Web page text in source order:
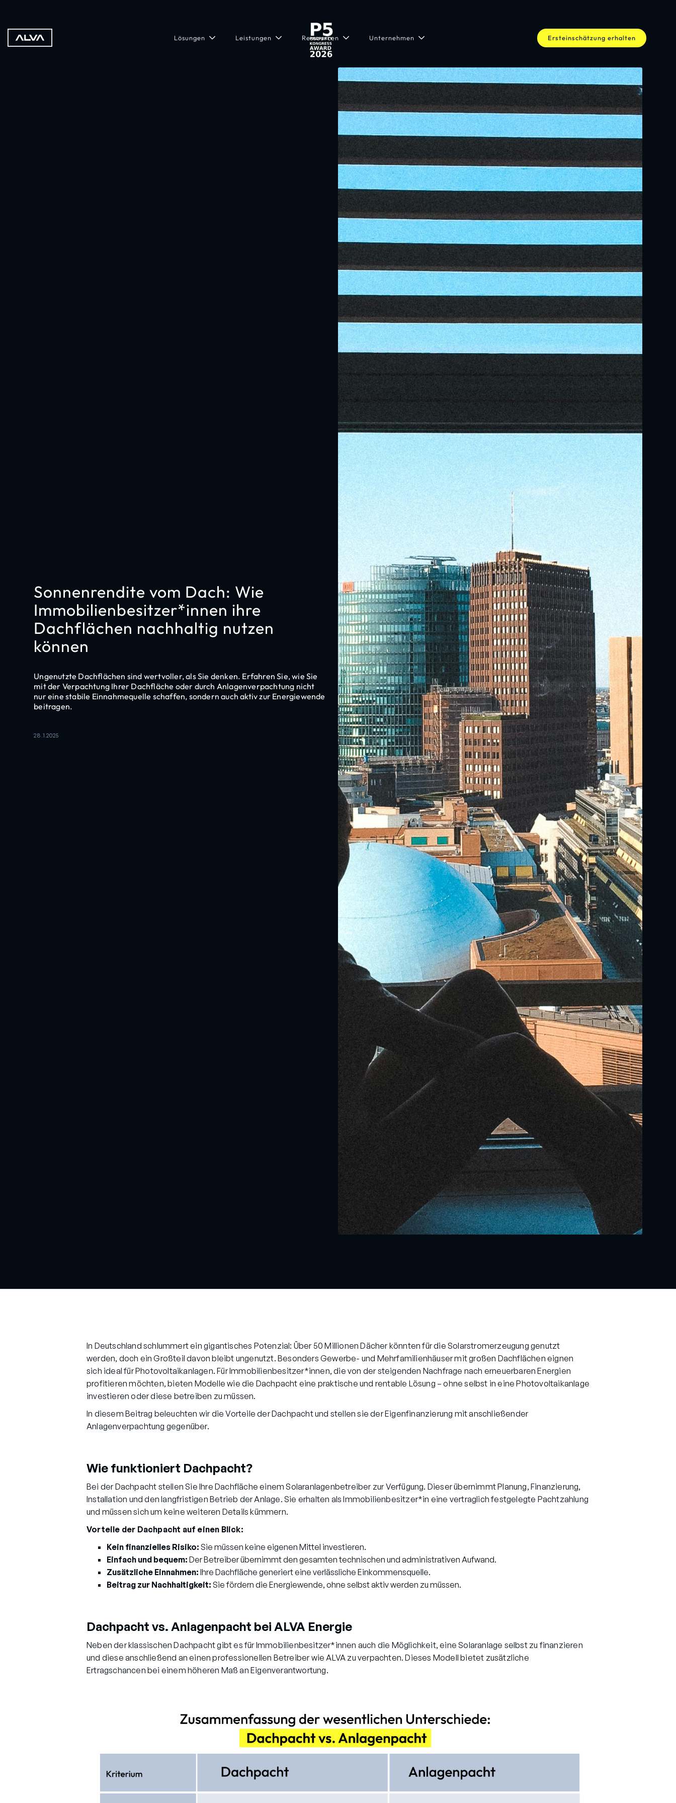
Lösungen Leistungen Ressourcen Unternehmen Ersteinschätzung erhalten
Sonnenrendite vom Dach: Wie
Immobilienbesitzer*innen ihre
Dachflächen nachhaltig nutzen
können
Ungenutzte Dachflächen sind wertvoller, als Sie denken. Erfahren Sie, wie Sie
mit der Verpachtung Ihrer Dachfläche oder durch Anlagenverpachtung nicht
nur eine stabile Einnahmequelle schaffen, sondern auch aktiv zur Energiewende
beitragen.
28.1.2025
In Deutschland schlummert ein gigantisches Potenzial: Über 50 Millionen Dächer könnten für die Solarstromerzeugung genutzt
werden, doch ein Großteil davon bleibt ungenutzt. Besonders Gewerbe- und Mehrfamilienhäuser mit großen Dachflächen eignen
sich ideal für Photovoltaikanlagen. Für Immobilienbesitzer*innen, die von der steigenden Nachfrage nach erneuerbaren Energien
profitieren möchten, bieten Modelle wie die Dachpacht eine praktische und rentable Lösung – ohne selbst in eine Photovoltaikanlage
investieren oder diese betreiben zu müssen.
In diesem Beitrag beleuchten wir die Vorteile der Dachpacht und stellen sie der Eigenfinanzierung mit anschließender
Anlagenverpachtung gegenüber.
Wie funktioniert Dachpacht?
Bei der Dachpacht stellen Sie Ihre Dachfläche einem Solaranlagenbetreiber zur Verfügung. Dieser übernimmt Planung, Finanzierung,
Installation und den langfristigen Betrieb der Anlage. Sie erhalten als Immobilienbesitzer*in eine vertraglich festgelegte Pachtzahlung
und müssen sich um keine weiteren Details kümmern.
Vorteile der Dachpacht auf einen Blick:
Kein finanzielles Risiko: Sie müssen keine eigenen Mittel investieren.
Einfach und bequem: Der Betreiber übernimmt den gesamten technischen und administrativen Aufwand.
Zusätzliche Einnahmen: Ihre Dachfläche generiert eine verlässliche Einkommensquelle.
Beitrag zur Nachhaltigkeit: Sie fördern die Energiewende, ohne selbst aktiv werden zu müssen.
Dachpacht vs. Anlagenpacht bei ALVA Energie
Neben der klassischen Dachpacht gibt es für Immobilienbesitzer*innen auch die Möglichkeit, eine Solaranlage selbst zu finanzieren
und diese anschließend an einen professionellen Betreiber wie ALVA zu verpachten. Dieses Modell bietet zusätzliche
Ertragschancen bei einem höheren Maß an Eigenverantwortung.